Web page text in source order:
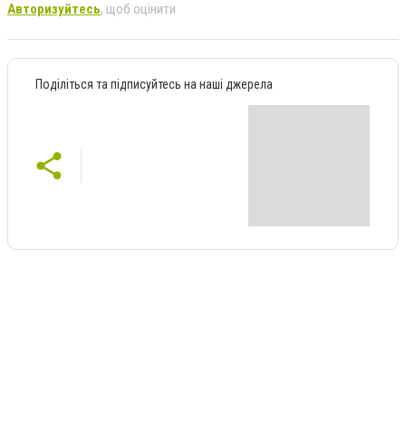
Авторизуйтесь, щоб оцінити
Поділіться та підписуйтесь на наші джерела